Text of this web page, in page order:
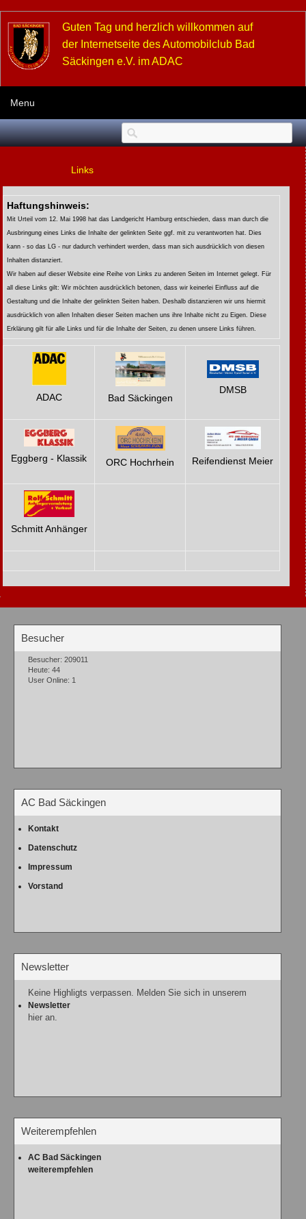
Guten Tag und herzlich willkommen auf
der Internetseite des Automobilclub Bad
Säckingen e.V. im ADAC
Menu
Links
Haftungshinweis:
Mit Urteil vom 12. Mai 1998 hat das Landgericht Hamburg entschieden, dass man durch die
Ausbringung eines Links die Inhalte der gelinkten Seite ggf. mit zu verantworten hat. Dies
kann - so das LG - nur dadurch verhindert werden, dass man sich ausdrücklich von diesen
Inhalten distanziert.
Wir haben auf dieser Website eine Reihe von Links zu anderen Seiten im Internet gelegt. Für
all diese Links gilt: Wir möchten ausdrücklich betonen, dass wir keinerlei Einfluss auf die
Gestaltung und die Inhalte der gelinkten Seiten haben. Deshalb distanzieren wir uns hiermit
ausdrücklich von allen Inhalten dieser Seiten machen uns ihre Inhalte nicht zu Eigen. Diese
Erklärung gilt für alle Links und für die Inhalte der Seiten, zu denen unsere Links führen.
ADAC Bad Säckingen
DMSB
Eggberg - Klassik ORC Hochrhein Reifendienst Meier
Schmitt Anhänger
Besucher
Besucher: 209011
Heute: 44
User Online: 1
AC Bad Säckingen
Kontakt
Datenschutz
Impressum
Vorstand
Newsletter
Keine Highligts verpassen. Melden Sie sich in unserem
Newsletter
hier an.
Weiterempfehlen
AC Bad Säckingen
weiterempfehlen